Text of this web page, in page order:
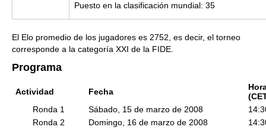
Puesto en la clasificación mundial: 35
El Elo promedio de los jugadores es 2752, es decir, el torneo
corresponde a la categoría XXI de la FIDE.
Programa
Actividad Fecha
Ronda 1
Sábado, 15 de marzo de 2008
Ronda 2
Domingo, 16 de marzo de 2008